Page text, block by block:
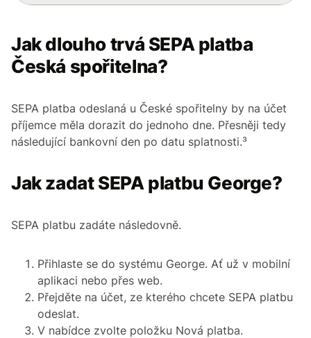
Jak dlouho trvá SEPA platba
Česká spořitelna?
SEPA platba odeslaná u České spořitelny by na účet
příjemce měla dorazit do jednoho dne. Přesněji tedy
následující bankovní den po datu splatnosti.³
Jak zadat SEPA platbu George?
SEPA platbu zadáte následovně.
Přihlaste se do systému George. Ať už v mobilní
aplikaci nebo přes web.
Přejděte na účet, ze kterého chcete SEPA platbu
odeslat.
V nabídce zvolte položku Nová platba.